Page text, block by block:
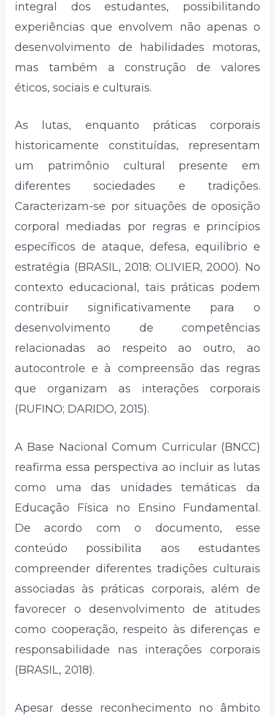
integral dos estudantes, possibilitando
experiências que envolvem não apenas o
desenvolvimento de habilidades motoras,
mas também a construção de valores
éticos, sociais e culturais.
As lutas, enquanto práticas corporais
historicamente constituídas, representam
um patrimônio cultural presente em
diferentes sociedades e tradições.
Caracterizam-se por situações de oposição
corporal mediadas por regras e princípios
específicos de ataque, defesa, equilíbrio e
estratégia (BRASIL, 2018; OLIVIER, 2000). No
contexto educacional, tais práticas podem
contribuir significativamente para o
desenvolvimento de competências
relacionadas ao respeito ao outro, ao
autocontrole e à compreensão das regras
que organizam as interações corporais
(RUFINO; DARIDO, 2015).
A Base Nacional Comum Curricular (BNCC)
reafirma essa perspectiva ao incluir as lutas
como uma das unidades temáticas da
Educação Física no Ensino Fundamental.
De acordo com o documento, esse
conteúdo possibilita aos estudantes
compreender diferentes tradições culturais
associadas às práticas corporais, além de
favorecer o desenvolvimento de atitudes
como cooperação, respeito às diferenças e
responsabilidade nas interações corporais
(BRASIL, 2018).
Apesar desse reconhecimento no âmbito